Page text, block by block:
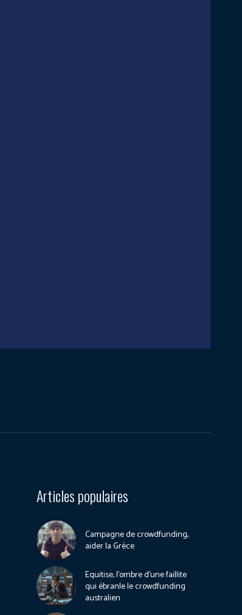
Articles populaires
Campagne de crowdfunding,
aider la Grèce
Equitise, l’ombre d’une faillite
qui ébranle le crowdfunding
australien